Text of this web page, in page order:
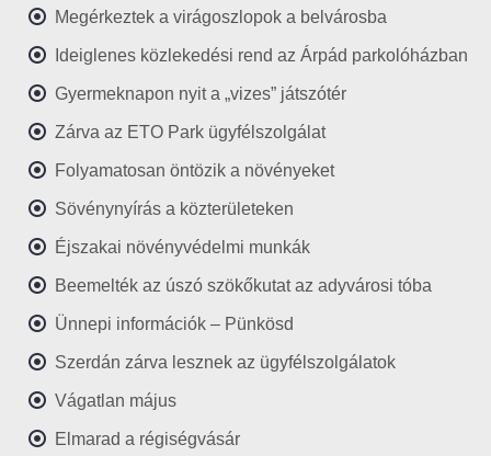
Megérkeztek a virágoszlopok a belvárosba
Ideiglenes közlekedési rend az Árpád parkolóházban
Gyermeknapon nyit a „vizes” játszótér
Zárva az ETO Park ügyfélszolgálat
Folyamatosan öntözik a növényeket
Sövénynyírás a közterületeken
Éjszakai növényvédelmi munkák
Beemelték az úszó szökőkutat az adyvárosi tóba
Ünnepi információk – Pünkösd
Szerdán zárva lesznek az ügyfélszolgálatok
Vágatlan május
Elmarad a régiségvásár